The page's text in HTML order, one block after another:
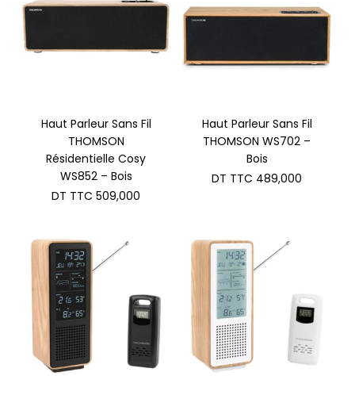
Haut Parleur Sans Fil
THOMSON
Résidentielle Cosy
WS852 – Bois
DT TTC 509,000
Haut Parleur Sans Fil
THOMSON WS702 –
Bois
DT TTC 489,000